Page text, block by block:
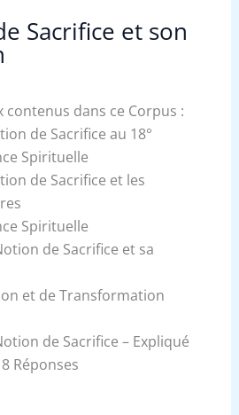
Sacrifice et son
contenus dans ce Corpus :
de Sacrifice au 18°
Spirituelle
de Sacrifice et les
Spirituelle
de Sacrifice et sa
et de Transformation
de Sacrifice – Expliqué
Réponses